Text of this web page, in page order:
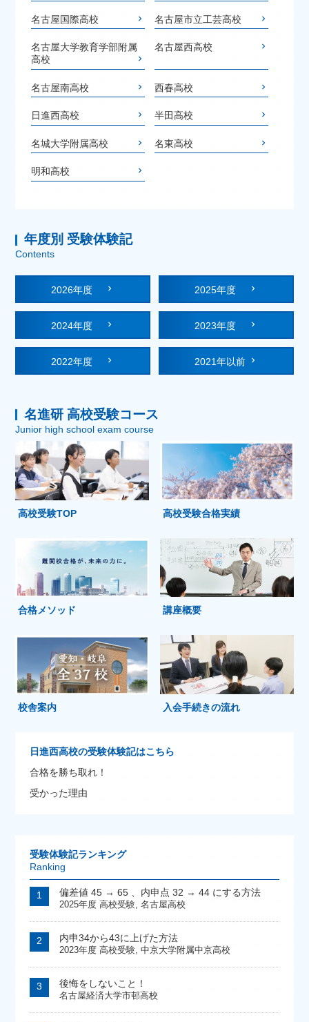
名古屋国際高校 名古屋市立工芸高校
名古屋大学教育学部附属
高校
名古屋西高校
名古屋南高校 西春高校
日進西高校 半田高校
名城大学附属高校 名東高校
明和高校
年度別 受験体験記
Contents
2026年度 2025年度
2024年度 2023年度
2022年度 2021年以前
名進研 高校受験コース
Junior high school exam course
高校受験TOP 高校受験合格実績
合格メソッド 講座概要
校舎案内 入会手続きの流れ
日進西高校の受験体験記はこちら
合格を勝ち取れ！
受かった理由
受験体験記ランキング
Ranking
偏差値 45 → 65 、内申点 32 → 44 にする方法
2025年度 高校受験, 名古屋高校
内申34から43に上げた方法
2023年度 高校受験, 中京大学附属中京高校
後悔をしないこと！
名古屋経済大学市邨高校